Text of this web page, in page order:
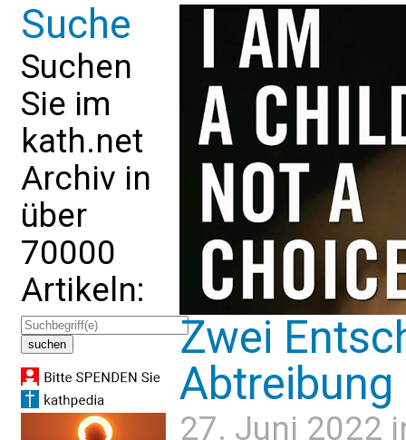
Suche
Suchen
Sie im
kath.net
Archiv in
über
70000
Artikeln:
Zwei
Abtreibung
27. Juni 2022